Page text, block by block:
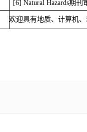
Natural Hazards期刊
欢迎具有地质、计算机